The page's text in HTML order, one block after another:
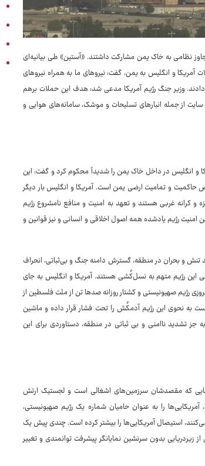
نظامی به خاک یمن مشارکت داشتند. «آستین» طی بیانیه‌ای
آمریکا و انگلیس به یمن، گفت: نیروهای ما به همراه نیروهای
وزیر جنگ رژیم آمریکا مدعی شد: هدف این حملات برهم
زدن و تضعیف توانایی‌های شبه‌نظامیان حوثی مورد حمایت ایران است. این حملات ۸ سایت از جمله انبارهای تسلیحات و موشک، سامانه‌های هوایی و
و انگلیس در داخل خاک یمن را شدیداً محکوم کرد و گفت: این
حاکمیت و تمامیت ارضی یمن است. آمریکا و انگلیس بار دیگر
کرانه غربی هستند و تعهد به امنیت و منافع نامشروع رژیم
امنیت رژیم یادشده همه اصول اخلاقی و انسانی و نیز قوانین و
تنش و بحران در منطقه، گسترش دامنه جنگ و بی‌ثباتی، انحراف
این رژیم متهم به نسل‌کُشی هستند. آمریکا و انگلیس به جای
رژیم صهیونیستی و کشتار روزانه صدها تن از ملت فلسطین از
به نحوی این رژیم آدمکُش را تحت فشار قرار داده و ماشین
جز تشدید ناامنی و بی ثباتی در منطقه، دستاوردی برای این
که مقصدشان سرزمین‌های اشغالی است و لجستیک ارتش
را به عنوان حامیان شماره یک رژیم صهیونیستی،
استیصال آمریکایی‌ها را بیشتر کرده است. چندی پیش یک
زیردریایی بدون سرنشین نمایانگر پیشرفت توانمندی و تغییر